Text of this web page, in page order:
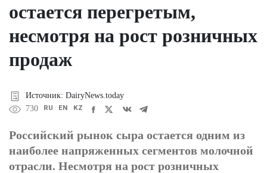
остается перегретым,
несмотря на рост розничных
продаж
Источник: DairyNews.today
730
RU EN KZ
Российский рынок сыра остается одним из
наиболее напряженных сегментов молочной
отрасли. Несмотря на рост розничных